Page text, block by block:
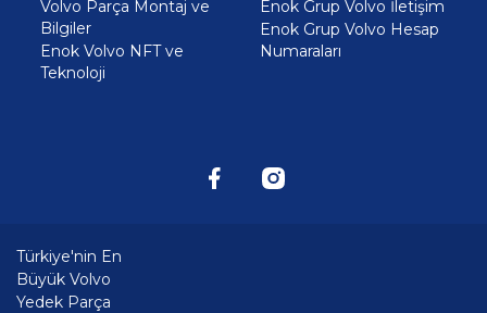
Volvo Parça Montaj ve
Bilgiler
Enok Volvo NFT ve
Teknoloji
Enok Grup Volvo İletişim
Enok Grup Volvo Hesap
Numaraları
Türkiye'nin En
Büyük Volvo
Yedek Parça